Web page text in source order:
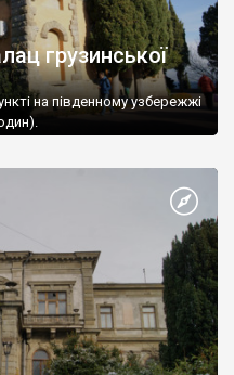
грузинської
на південному узбережжі